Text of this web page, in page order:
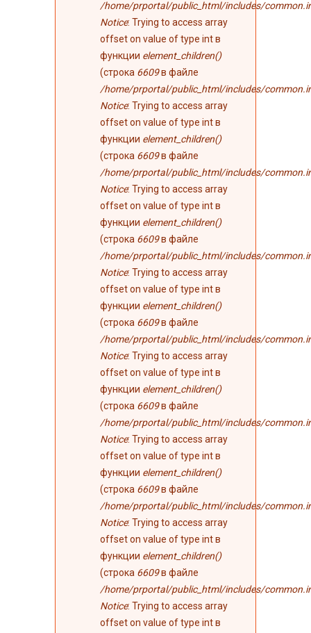
/home/prportal/public_html/includes/
Notice: Trying to access array
offset on value of type int в
функции element_children()
(строка 6609в файле
/home/prportal/public_html/includes/
Notice: Trying to access array
offset on value of type int в
функции element_children()
(строка 6609в файле
/home/prportal/public_html/includes/
Notice: Trying to access array
offset on value of type int в
функции element_children()
(строка 6609в файле
/home/prportal/public_html/includes/
Notice: Trying to access array
offset on value of type int в
функции element_children()
(строка 6609в файле
/home/prportal/public_html/includes/
Notice: Trying to access array
offset on value of type int в
функции element_children()
(строка 6609в файле
/home/prportal/public_html/includes/
Notice: Trying to access array
offset on value of type int в
функции element_children()
(строка 6609в файле
/home/prportal/public_html/includes/
Notice: Trying to access array
offset on value of type int в
функции element_children()
(строка 6609в файле
/home/prportal/public_html/includes/
Notice: Trying to access array
offset on value of type int в